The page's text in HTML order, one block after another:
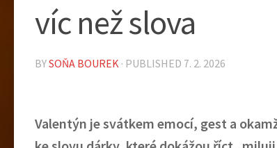
víc než slova
BYSOŇA BOUREK · PUBLISHED 7. 2. 2026
Valentýn je svátkem emocí, gest a